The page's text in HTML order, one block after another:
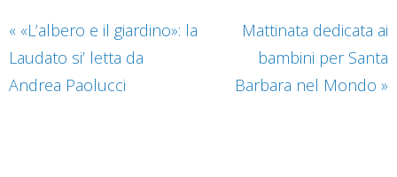
« «L’albero e il giardino»: la
Laudato si’ letta da
Andrea Paolucci
Mattinata dedicata ai
bambini per Santa
Barbara nel Mondo »